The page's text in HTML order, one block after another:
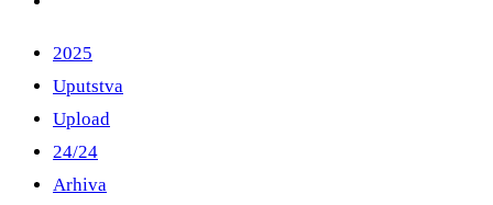
2025
Uputstva
Upload
24/24
Arhiva